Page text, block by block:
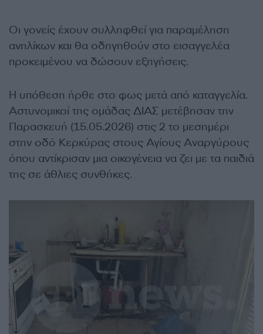
Οι γονείς έχουν συλληφθεί για παραμέληση
ανηλίκων και θα οδηγηθούν στο εισαγγελέα
προκειμένου να δώσουν εξηγήσεις.
Η υπόθεση ήρθε στο φως μετά από καταγγελία.
Αστυνομικοί της ομάδας ΔΙΑΣ μετέβησαν την
Παρασκευή (15.05.2026) στις 2 το μεσημέρι
στην οδό Κερκύρας στους Αγίους Αναργύρους
όπου αντίκρισαν μια οικογένεια να ζει με τα παιδιά
της σε άθλιες συνθήκες.